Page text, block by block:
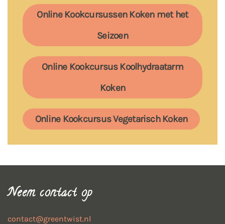
Online Kookcursussen Koken met het
Seizoen
Online Kookcursus Koolhydraatarm
Koken
Online Kookcursus Vegetarisch Koken
Neem contact op
contact@greentwist.nl